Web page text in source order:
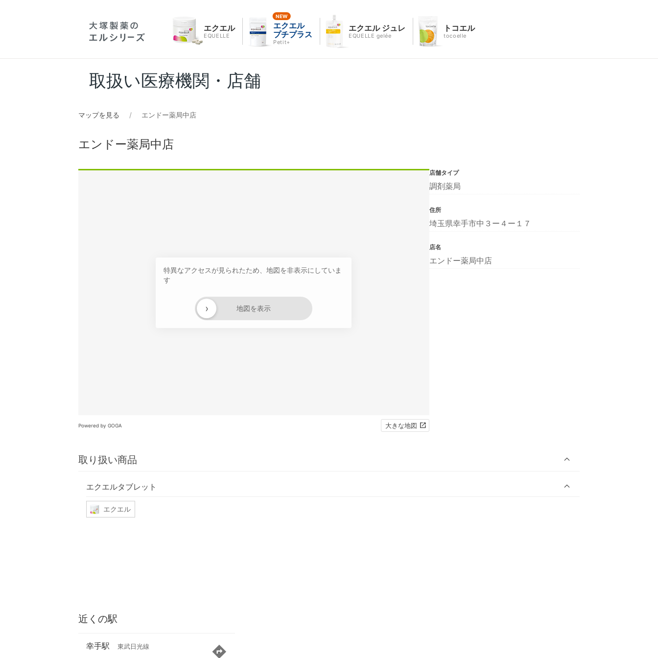
エクエル
EQUELLE
エクエル
プチプラス
Petit+
エクエル ジュレ
EQUELLE gelée
トコエル
tocoelle
取扱い医療機関・店舗
マップを見る エンドー薬局中店
エンドー薬局中店
特異なアクセスが見られたため、地図を非表示にしていま
す
地図を表示
›
Powered by GOGA 大きな地図
取り扱い商品
エクエルタブレット
エクエル
店舗タイプ
調剤薬局
住所
埼玉県幸手市中３ー４ー１７
店名
エンドー薬局中店
近くの駅
幸手駅 東武日光線